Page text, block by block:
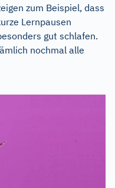
zum Beispiel, dass
Lernpausen
gut schlafen.
nochmal alle